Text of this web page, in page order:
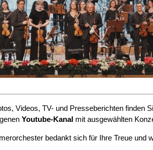
Videos, TV- und Presseberichten finden
Youtube-Kanal mit ausgewählten
bedankt sich für Ihre Treue und